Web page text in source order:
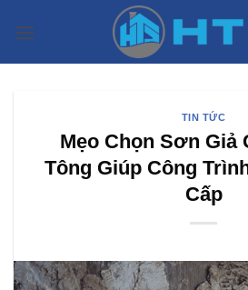
qua
TIN TỨC
Mẹo Chọn Sơn Giả
Tông Giúp Công
Cấp